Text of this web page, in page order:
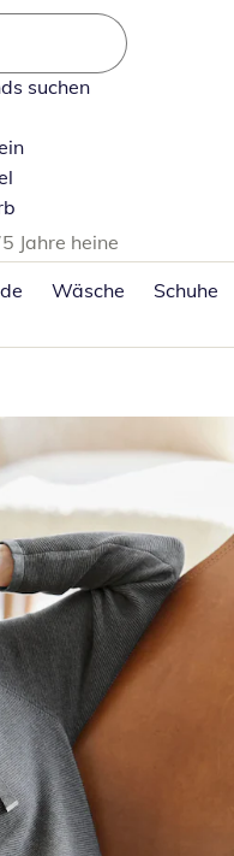
suchen
Jahre heine
Wäsche Schuhe